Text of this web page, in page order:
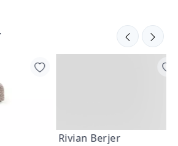
Rivian Berjer